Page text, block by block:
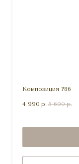
Композиция 786
4 990 р. 5 690 р.